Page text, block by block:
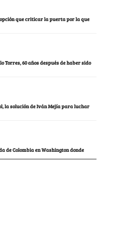
que criticar la puerta por la que
60 años después de haber sido
la solución de Iván Mejía para luchar
de Colombia en Washington donde